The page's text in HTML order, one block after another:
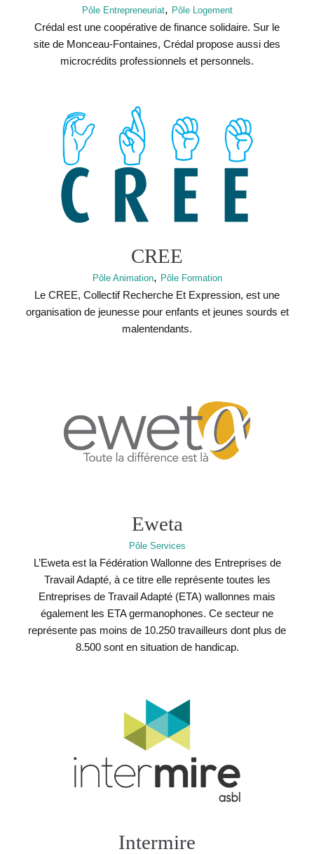
Pôle Entrepreneuriat, Pôle Logement
Crédal est une coopérative de finance solidaire. Sur le
site de Monceau-Fontaines, Crédal propose aussi des
microcrédits professionnels et personnels.
CREE
Pôle Animation, Pôle Formation
Le CREE, Collectif Recherche Et Expression, est une
organisation de jeunesse pour enfants et jeunes sourds et
malentendants.
Eweta
Pôle Services
L’Eweta est la Fédération Wallonne des Entreprises de
Travail Adapté, à ce titre elle représente toutes les
Entreprises de Travail Adapté (ETA) wallonnes mais
également les ETA germanophones. Ce secteur ne
représente pas moins de 10.250 travailleurs dont plus de
8.500 sont en situation de handicap.
Intermire